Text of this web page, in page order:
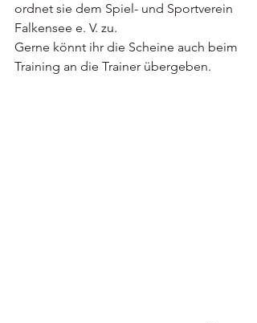
ordnet sie dem Spiel- und Sportverein
Falkensee e. V. zu.
Gerne könnt ihr die Scheine auch beim
Training an die Trainer übergeben.